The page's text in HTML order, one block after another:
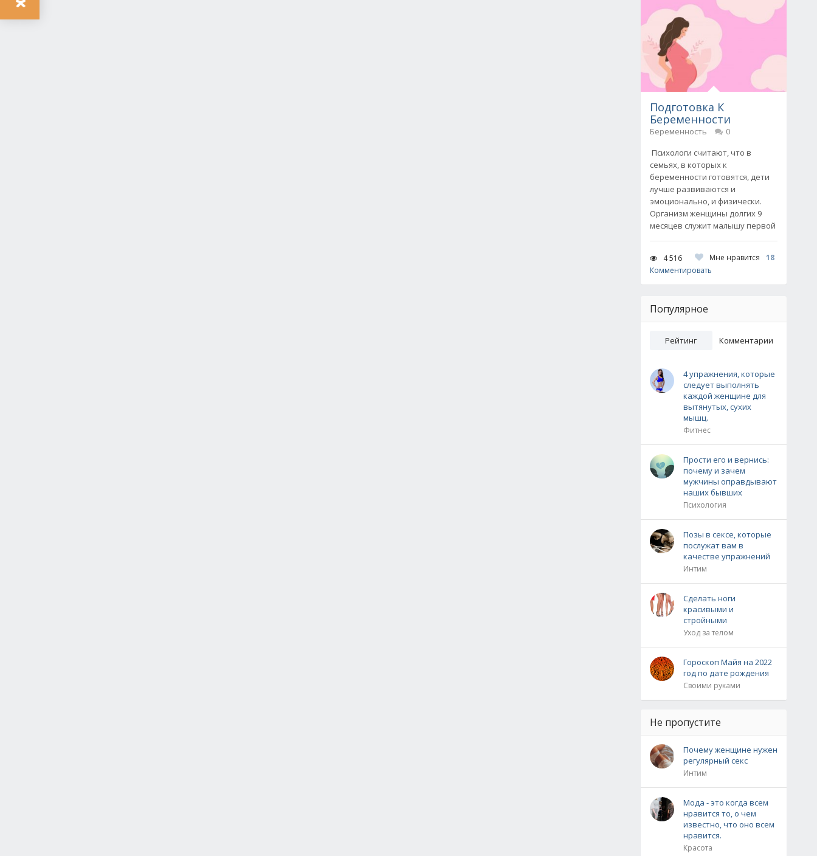
Подготовка К
Беременности
Беременность
0
Психологи считают, что в
семьях, в которых к
беременности готовятся, дети
лучше развиваются и
эмоционально, и физически.
Организм женщины долгих 9
месяцев служит малышу первой
4 516 Мне нравится
18
Комментировать
Популярное
Рейтинг Комментарии
4 упражнения, которые
следует выполнять
каждой женщине для
вытянутых, сухих
мышц.
Фитнес
Прости его и вернись:
почему и зачем
мужчины оправдывают
наших бывших
Психология
Позы в сексе, которые
послужат вам в
качестве упражнений
Интим
Сделать ноги
красивыми и
стройными
Уход за телом
Гороскоп Майя на 2022
год по дате рождения
Своими руками
Не пропустите
Почему женщине нужен
регулярный секс
Интим
Мода - это когда всем
нравится то, о чем
известно, что оно всем
нравится.
Красота